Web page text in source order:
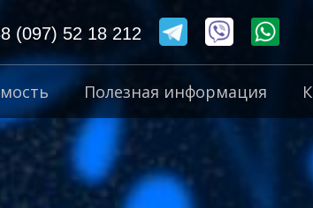
(097) 52 18 212
Полезная информация